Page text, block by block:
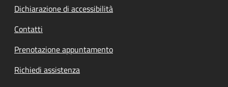
Dichiarazione di accessibilità
Contatti
Prenotazione appuntamento
Richiedi assistenza